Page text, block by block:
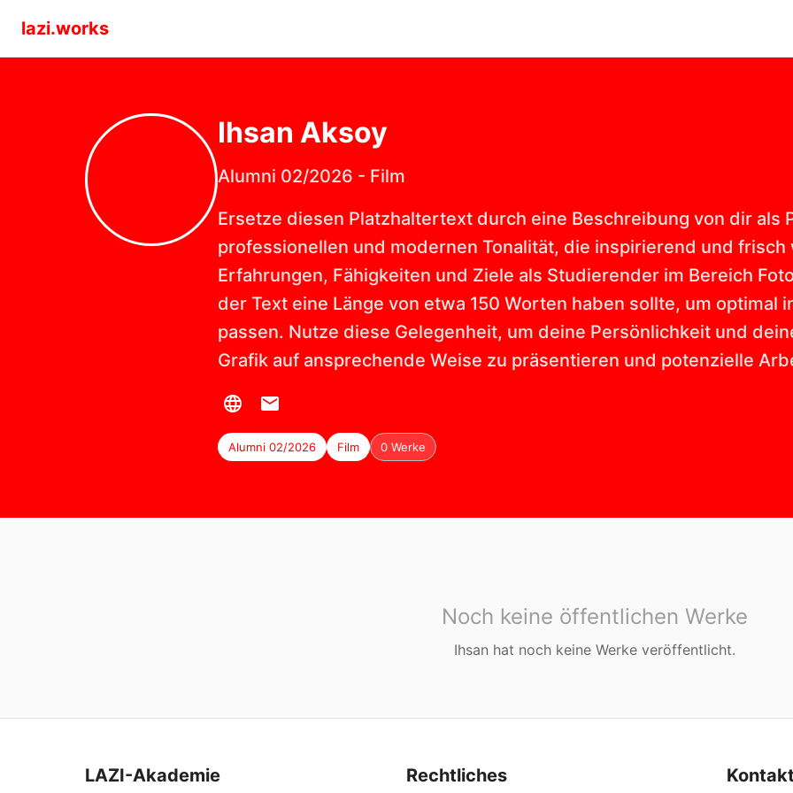
lazi.works
Ihsan Aksoy
Alumni 02/2026 - Film
Ersetze diesen Platzhaltertext durch eine Beschreibung von dir als
professionellen und modernen Tonalität, die inspirierend und
Erfahrungen, Fähigkeiten und Ziele als Studierender im Bereich
der Text eine Länge von etwa 150 Worten haben sollte, um optimal
passen. Nutze diese Gelegenheit, um deine Persönlichkeit und
Grafik auf ansprechende Weise zu präsentieren und potenzielle
Alumni 02/2026 Film 0 Werke
Noch keine öffentlichen Werke
Ihsan hat noch keine Werke veröffentlicht.
LAZI-Akademie Rechtliches